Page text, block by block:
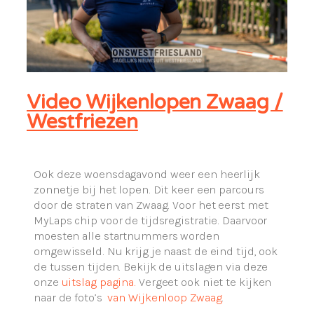
Video Wijkenlopen Zwaag /
Westfriezen
Ook deze woensdagavond weer een heerlijk
zonnetje bij het lopen. Dit keer een parcours
door de straten van Zwaag. Voor het eerst met
MyLaps chip voor de tijdsregistratie. Daarvoor
moesten alle startnummers worden
omgewisseld. Nu krijg je naast de eind tijd, ook
de tussen tijden. Bekijk de uitslagen via deze
onze uitslag pagina. Vergeet ook niet te kijken
naar de foto’svan Wijkenloop Zwaag.